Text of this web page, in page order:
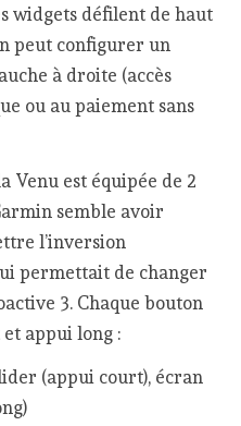
widgets défilent de haut
peut configurer un
à droite (accès
ou au paiement sans
Venu est équipée de 2
semble avoir
l’inversion
permettait de changer
3. Chaque bouton
appui long :
(appui court), écran